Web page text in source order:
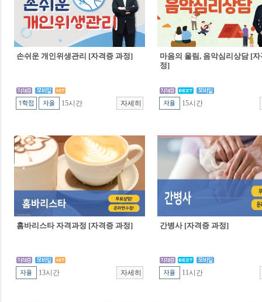
손쉬운 개인위생관리 [자격증 과정]
15시간
마음의 울림, 음악심리상담 [
정]
15시간
홈바리스타 자격과정 [자격증 과정]
13시간
간병사 [자격증 과정]
11시간